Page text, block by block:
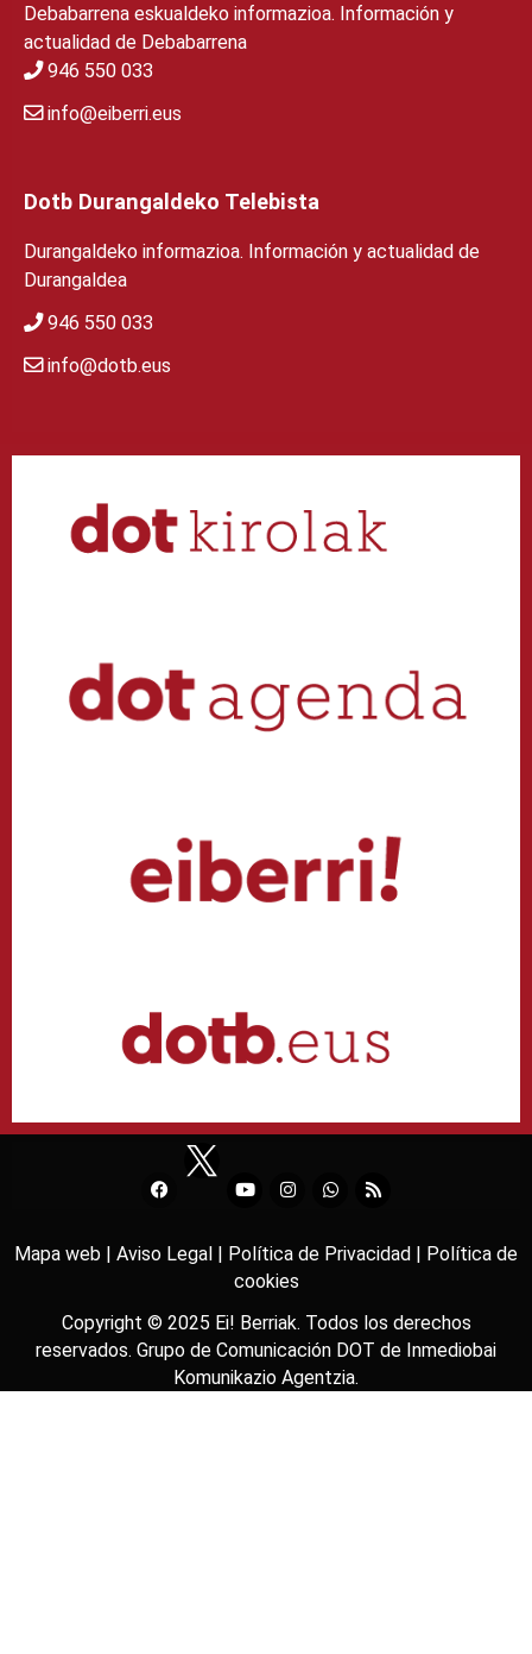
Debabarrena eskualdeko informazioa. Información y
actualidad de Debabarrena
946 550 033
info@eiberri.eus
Dotb Durangaldeko Telebista
Durangaldeko informazioa. Información y actualidad de
Durangaldea
946 550 033
info@dotb.eus
Mapa web | Aviso Legal | Política de Privacidad | Política de
cookies
Copyright © 2025 Ei! Berriak. Todos los derechos
reservados. Grupo de Comunicación DOT de Inmediobai
Komunikazio Agentzia.